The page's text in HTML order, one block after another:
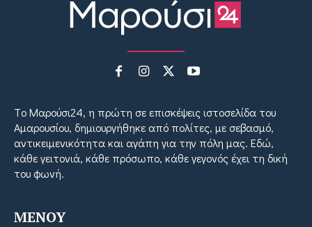
Tο Μαρούσι24, η πρώτη σε επισκέψεις ιστοσελίδα του
Αμαρουσίου, δημιουργήθηκε από πολίτες, με σεβασμό,
αντικειμενικότητα και αγάπη για την πόλη μας. Εδώ,
κάθε γειτονιά, κάθε πρόσωπο, κάθε γεγονός έχει τη δική
του φωνή.
MENOY